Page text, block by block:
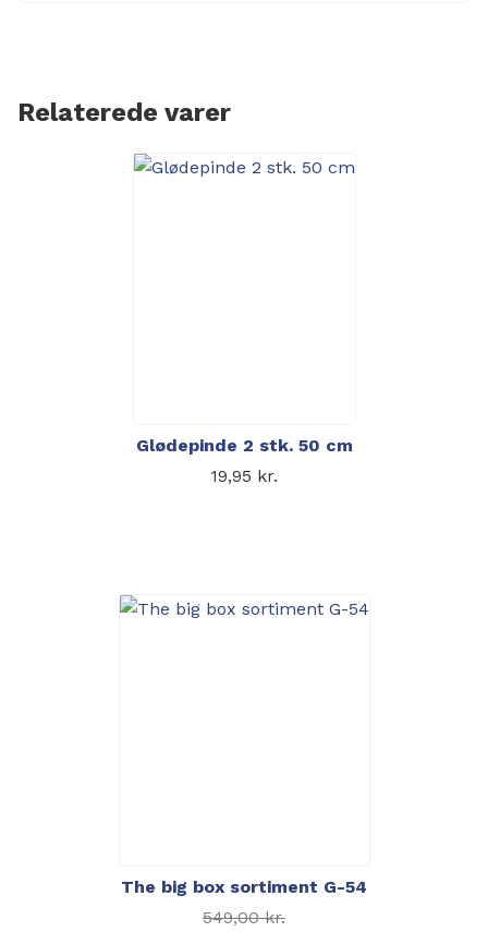
Relaterede varer
Glødepinde 2 stk. 50 cm
19,95 kr.
The big box sortiment G-54
549,00kr.